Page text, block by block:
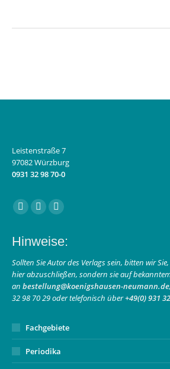
Leistenstraße 7
97082 Würzburg
0931 32 98 70-0
Finden Sie uns auf:
Facebook
opens
in
new
window
Instagram
opens
in
new
window
E-
page
opens
in
new
window
Hinweise:
Sollten Sie Autor des Verlags sein, bitten wir
hier abzuschließen, sondern sie auf
an bestellung@koenigshausen-neumann.de
32 98 70 29 oder telefonisch über+49(0) 931
Fachgebiete
Periodika